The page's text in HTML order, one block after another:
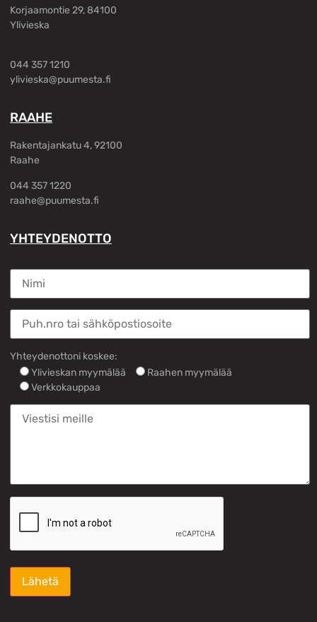
Korjaamontie 29, 84100
Ylivieska
044 357 1210
ylivieska@puumesta.fi
RAAHE
Rakentajankatu 4, 92100
Raahe
044 357 1220
raahe@puumesta.fi
YHTEYDENOTTO
Yhteydenottoni koskee:
Ylivieskan myymälää
Raahen myymälää
Verkkokauppaa